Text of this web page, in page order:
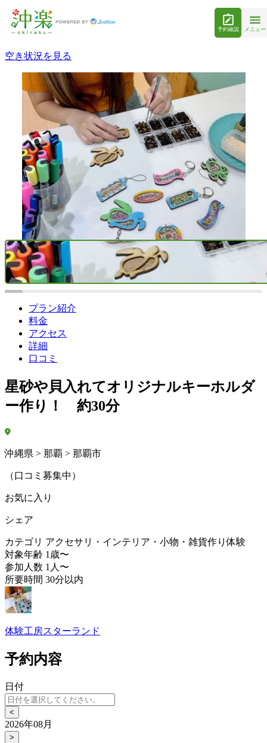
予約確認 メニュー
空き状況を見る
プラン紹介
料金
アクセス
詳細
口コミ
星砂や貝入れてオリジナルキーホルダ
ー作り！ 約30分
沖縄県 > 那覇 > 那覇市
（口コミ募集中）
お気に入り
シェア
カテゴリ アクセサリ・インテリア・小物・雑貨作り体験
対象年齢 1歳〜
参加人数 1人〜
所要時間 30分以内
体験工房スターランド
予約内容
日付
<
2026年08月
>